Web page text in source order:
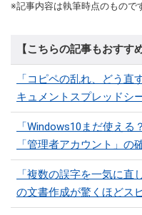
※記事内容は執筆時点のもので
【こちらの記事もおすす
「コピペの乱れ、どう直
キュメントスプレッドシ
「Windows10まだ使え
「管理者アカウント」の
「複数の誤字を一気に
の文書作成が驚くほどス